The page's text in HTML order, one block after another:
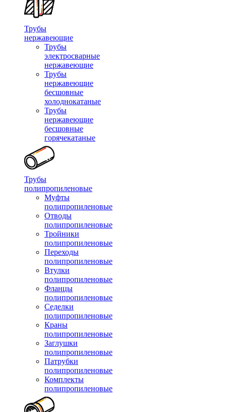
Трубы
нержавеющие
Трубы
электросварные
нержавеющие
Трубы
нержавеющие
бесшовные
холоднокатаные
Трубы
нержавеющие
бесшовные
горячекатаные
Трубы
полипропиленовые
Муфты
полипропиленовые
Отводы
полипропиленовые
Тройники
полипропиленовые
Переходы
полипропиленовые
Втулки
полипропиленовые
Фланцы
полипропиленовые
Седелки
полипропиленовые
Краны
полипропиленовые
Заглушки
полипропиленовые
Патрубки
полипропиленовые
Комплекты
полипропиленовые